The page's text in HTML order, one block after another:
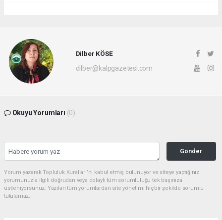
Dilber KÖSE
dilber@kalpgazetesi.com
Okuyu Yorumları (0)
Gonder
Yorum yazarak Topluluk Kuralları’nı kabul etmiş bulunuyor ve siteye yaptığınız
yorumunuzla ilgili doğrudan veya dolaylı tüm sorumluluğu tek başınıza
üstleniyorsunuz. Yazılan tüm yorumlardan site yönetimi hiçbir şekilde sorumlu
tutulamaz.